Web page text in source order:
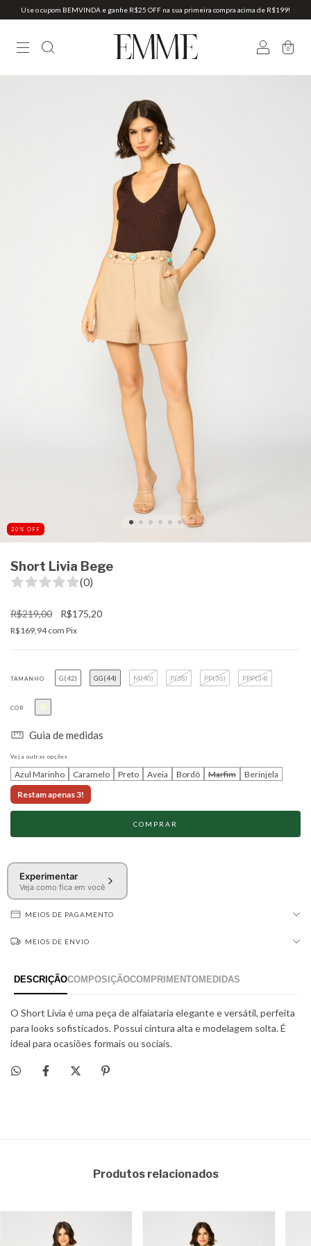
Use o cupom BEMVINDA e ganhe R$25 OFF na sua primeira compra acima de R$199!
0
20 % OFF
Short Livia Bege
(0)
R$219,00 R$175,20
R$169,94com Pix
TAMANHO G(42) GG(44) M(40) P(38) PP(36) PPP(34)
COR
Guia de medidas
Veja outras opções
Azul Marinho Caramelo Preto Aveia Bordô Marfim
Berinjela
Restam apenas 3!
Experimentar
Veja como fica em você
MEIOS DE PAGAMENTO
MEIOS DE ENVIO
Produtos relacionados